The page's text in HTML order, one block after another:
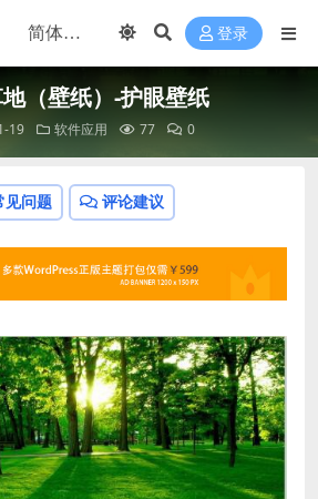
登录
（壁纸）-护眼壁纸
19 软件应用 77 0
见问题 评论建议